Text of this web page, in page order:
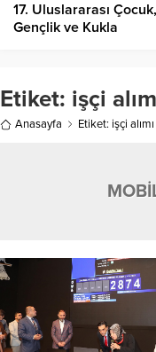
17. Uluslararası Çocuk,
Gençlik ve Kukla
Etiket: işçi
Anasayfa Etiket: işçi alımı